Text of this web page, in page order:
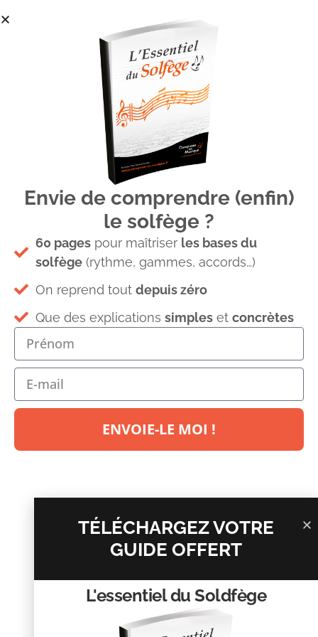
visu vlog 3
Laisser un commentaire
Votre adresse e-mail ne sera pas publiée. Les champs
Commentaire
Envie de comprendre (enfin)
le solfège ?
60 pages pour maîtriser les bases du
solfège (rythme, gammes, accords…)
On reprend tout depuis zéro
Que des explications simples et concrètes
ENVOIE-LE MOI !
TÉLÉCHARGEZ VOTRE
GUIDE OFFERT
L'essentiel du Soldfège